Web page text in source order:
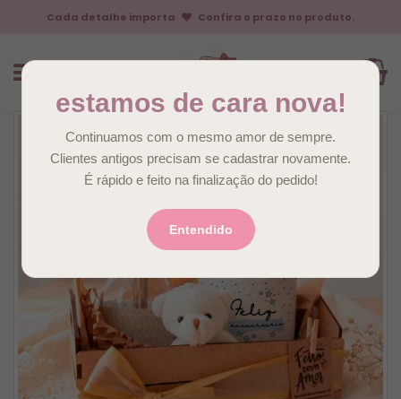
Cada detalhe importa Confira o prazo no produto.
estamos de cara nova!
Continuamos com o mesmo amor de sempre.
Clientes antigos precisam se cadastrar novamente.
É rápido e feito na finalização do pedido!
Entendido